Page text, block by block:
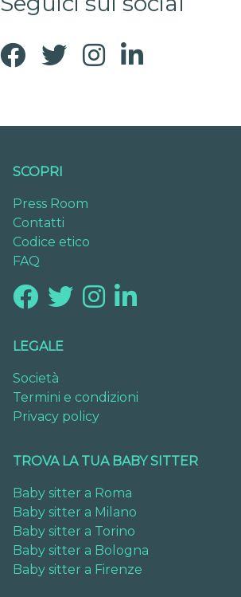
SCOPRI
Press Room
Contatti
Codice etico
FAQ
LEGALE
Società
Termini e condizioni
Privacy policy
TROVA LA TUA BABY SITTER
Baby sitter a Roma
Baby sitter a Milano
Baby sitter a Torino
Baby sitter a Bologna
Baby sitter a Firenze